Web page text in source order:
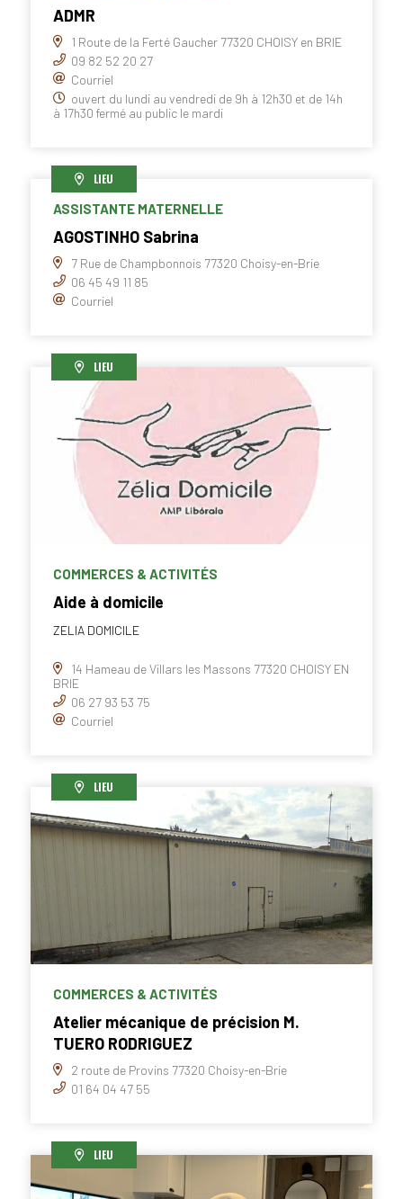
ADMR
1 Route de la Ferté Gaucher 77320 CHOISY en BRIE
09 82 52 20 27
Courriel
ouvert du lundi au vendredi de 9h à 12h30 et de 14h
à 17h30 fermé au public le mardi
LIEU
ASSISTANTE MATERNELLE
AGOSTINHO Sabrina
7 Rue de Champbonnois 77320 Choisy-en-Brie
06 45 49 11 85
Courriel
LIEU
COMMERCES & ACTIVITÉS
Aide à domicile
ZELIA DOMICILE
14 Hameau de Villars les Massons 77320 CHOISY EN
BRIE
06 27 93 53 75
Courriel
LIEU
COMMERCES & ACTIVITÉS
Atelier mécanique de précision M.
TUERO RODRIGUEZ
2 route de Provins 77320 Choisy-en-Brie
01 64 04 47 55
LIEU